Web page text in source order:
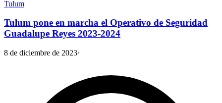
Tulum
Tulum pone en marcha el Operativo de Seguridad
Guadalupe Reyes 2023-2024
8 de diciembre de 2023·